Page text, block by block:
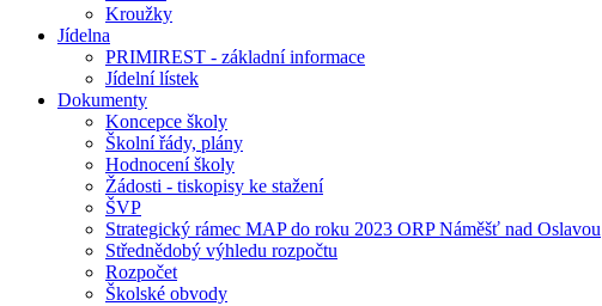
Kroužky
Jídelna
PRIMIREST - základní informace
Jídelní lístek
Dokumenty
Koncepce školy
Školní řády, plány
Hodnocení školy
Žádosti - tiskopisy ke stažení
ŠVP
Strategický rámec MAP do roku 2023 ORP Náměšť nad Oslavou
Střednědobý výhledu rozpočtu
Rozpočet
Školské obvody